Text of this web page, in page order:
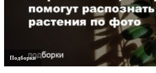
Подборки